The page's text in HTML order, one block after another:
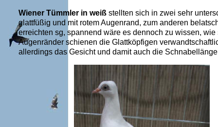
Wiener Tümmler in weiß stellten sich in zwei sehr
glattfüßig und mit rotem Augenrand, zum anderen
erreichten sg, spannend wäre es dennoch zu wissen,
Augenränder schienen die Glattköpfigen
allerdings das Gesicht und damit auch die